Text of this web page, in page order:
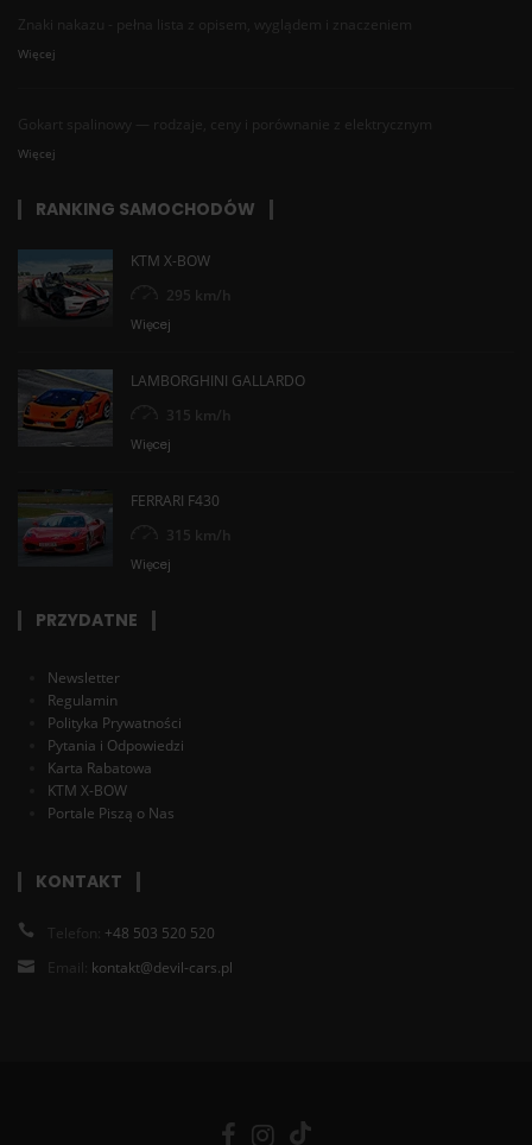
Znaki nakazu - pełna lista z opisem, wyglądem i znaczeniem
Więcej
Gokart spalinowy — rodzaje, ceny i porównanie z elektrycznym
Więcej
RANKING SAMOCHODÓW
KTM X-BOW
295 km/h
Więcej
LAMBORGHINI GALLARDO
315 km/h
Więcej
FERRARI F430
315 km/h
Więcej
PRZYDATNE
Newsletter
Regulamin
Polityka Prywatności
Pytania i Odpowiedzi
Karta Rabatowa
KTM X-BOW
Portale Piszą o Nas
KONTAKT
Telefon: +48 503 520 520
Email: kontakt@devil-cars.pl